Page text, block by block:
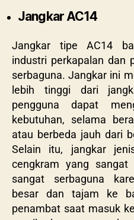
Jangkar AC14
Jangkar tipe AC14
industri perkapalan dan
serbaguna. Jangkar ini
lebih tinggi dari
pengguna dapat
kebutuhan, selama
atau berbeda jauh dari
Selain itu, jangkar
cengkram yang
sangat serbaguna
besar dan tajam ke
penambat saat masuk